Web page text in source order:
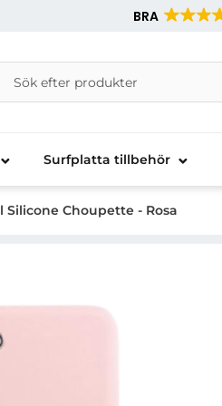
BRA
AB
på Danira Telecom AB
Surfplatta tillbehör
Silicone Choupette - Rosa